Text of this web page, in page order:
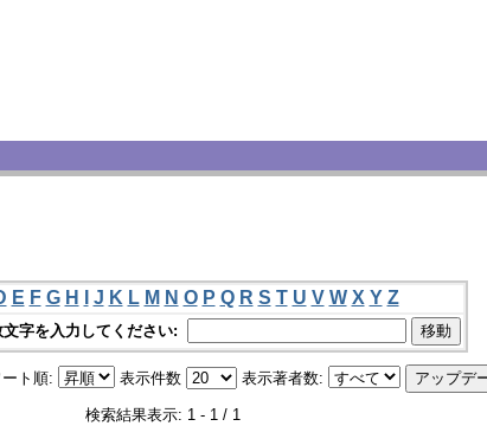
E F G H J K L M N O P Q R S T U V W X Y Z
字を入力してください:
ート順: 表示件数 表示著者数:
検索結果表示: 1 - 1 / 1